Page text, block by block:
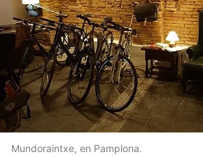
Mundoraintxe, en Pamplona.